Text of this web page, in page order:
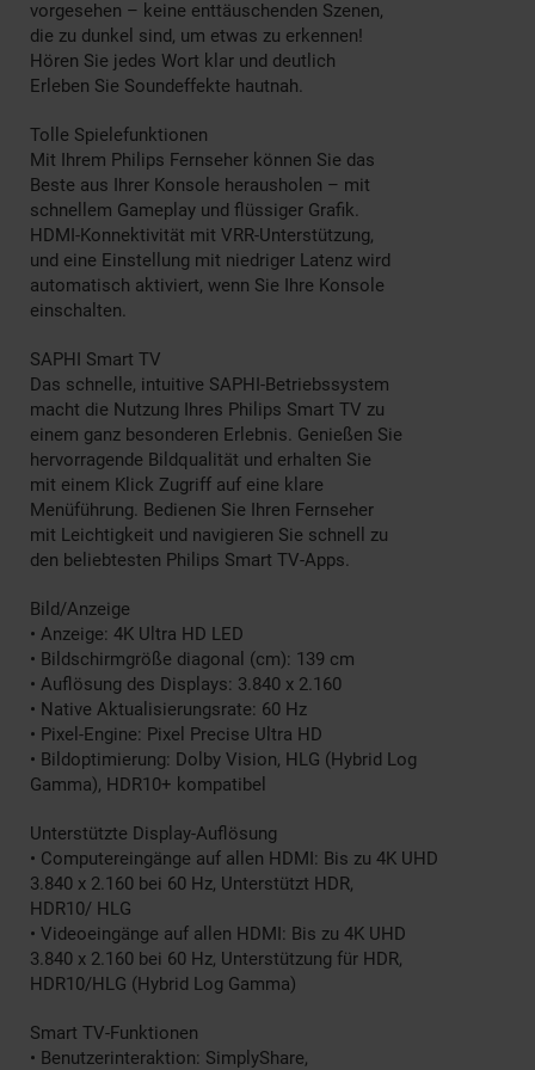
vorgesehen – keine enttäuschenden Szenen,
die zu dunkel sind, um etwas zu erkennen!
Hören Sie jedes Wort klar und deutlich
Erleben Sie Soundeffekte hautnah.
Tolle Spielefunktionen
Mit Ihrem Philips Fernseher können Sie das
Beste aus Ihrer Konsole herausholen – mit
schnellem Gameplay und flüssiger Grafik.
HDMI-Konnektivität mit VRR-Unterstützung,
und eine Einstellung mit niedriger Latenz wird
automatisch aktiviert, wenn Sie Ihre Konsole
einschalten.
SAPHI Smart TV
Das schnelle, intuitive SAPHI-Betriebssystem
macht die Nutzung Ihres Philips Smart TV zu
einem ganz besonderen Erlebnis. Genießen Sie
hervorragende Bildqualität und erhalten Sie
mit einem Klick Zugriff auf eine klare
Menüführung. Bedienen Sie Ihren Fernseher
mit Leichtigkeit und navigieren Sie schnell zu
den beliebtesten Philips Smart TV-Apps.
Bild/Anzeige
• Anzeige: 4K Ultra HD LED
• Bildschirmgröße diagonal (cm): 139 cm
• Auflösung des Displays: 3.840 x 2.160
• Native Aktualisierungsrate: 60 Hz
• Pixel-Engine: Pixel Precise Ultra HD
• Bildoptimierung: Dolby Vision, HLG (Hybrid Log
Gamma), HDR10+ kompatibel
Unterstützte Display-Auflösung
• Computereingänge auf allen HDMI: Bis zu 4K UHD
3.840 x 2.160 bei 60 Hz, Unterstützt HDR,
HDR10/ HLG
• Videoeingänge auf allen HDMI: Bis zu 4K UHD
3.840 x 2.160 bei 60 Hz, Unterstützung für HDR,
HDR10/HLG (Hybrid Log Gamma)
Smart TV-Funktionen
• Benutzerinteraktion: SimplyShare,